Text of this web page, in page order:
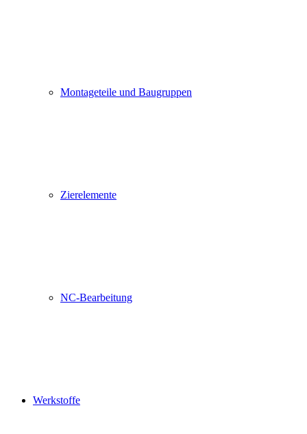
Montageteile und Baugruppen
Zierelemente
NC-Bearbeitung
Werkstoffe